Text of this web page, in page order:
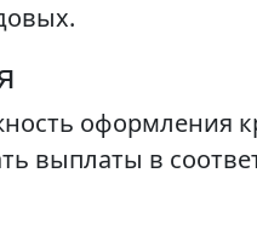
оформления
выплаты в